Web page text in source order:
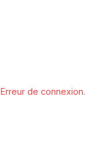
Erreur de connexion.